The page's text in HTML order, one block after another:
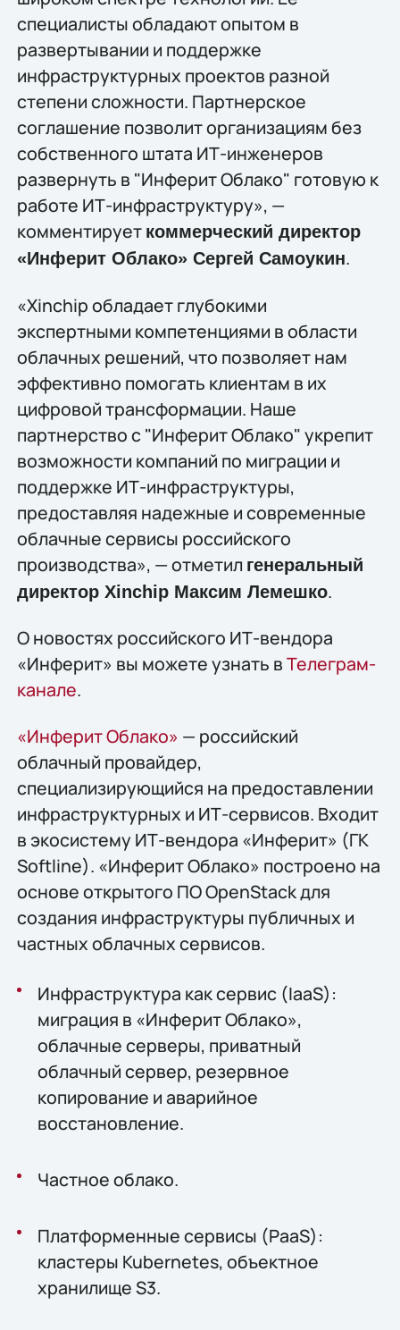
специалисты обладают опытом в
развертывании и поддержке
инфраструктурных проектов разной
степени сложности. Партнерское
соглашение позволит организациям без
собственного штата ИТ-инженеров
развернуть в "Инферит Облако" готовую к
работе ИТ-инфраструктуру», —
комментирует коммерческий директор
«Инферит Облако» Сергей Самоукин.
«Xinchip обладает глубокими
экспертными компетенциями в области
облачных решений, что позволяет нам
эффективно помогать клиентам в их
цифровой трансформации. Наше
партнерство с "Инферит Облако" укрепит
возможности компаний по миграции и
поддержке ИТ-инфраструктуры,
предоставляя надежные и современные
облачные сервисы российского
производства», — отметил генеральный
директор Xinchip Максим Лемешко.
О новостях российского ИТ-вендора
«Инферит» вы можете узнать вТелеграм-
канале.
«Инферит Облако» — российский
облачный провайдер,
специализирующийся на предоставлении
инфраструктурных и ИТ-сервисов. Входит
в экосистему ИТ-вендора «Инферит» (ГК
Softline). «Инферит Облако» построено на
основе открытого ПО OpenStack для
создания инфраструктуры публичных и
частных облачных сервисов.
Инфраструктура как сервис (IaaS):
миграция в «Инферит Облако»,
облачные серверы, приватный
облачный сервер, резервное
копирование и аварийное
восстановление.
Частное облако.
Платформенные сервисы (PaaS):
кластеры Kubernetes, объектное
хранилище S3.